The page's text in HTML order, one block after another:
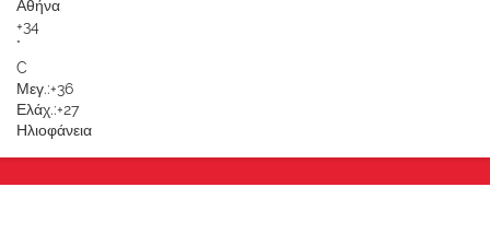
Αθήνα
+34
°
C
Μεγ.:+36
Ελάχ.:+27
Ηλιοφάνεια